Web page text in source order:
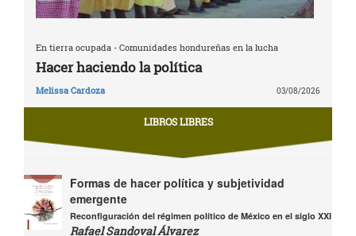
En tierra ocupada - Comunidades hondureñas en la lucha
Hacer haciendo la política
Melissa Cardoza 03/08/2026
LIBROS LIBRES
Formas de hacer política y subjetividad
emergente
Reconfiguración del régimen político de México en el siglo XXI
Rafael Sandoval Álvarez